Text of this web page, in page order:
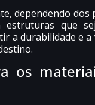
dependendo dos
estruturas que
a durabilidade e a
os